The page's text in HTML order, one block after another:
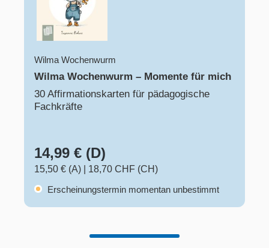
Wilma Wochenwurm
Wilma Wochenwurm – Momente für mich
30 Affirmationskarten für pädagogische
Fachkräfte
14,99 € (D)
15,50 € (A)
18,70 CHF (CH)
Erscheinungstermin momentan unbestimmt